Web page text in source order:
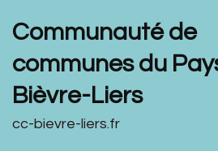
Communauté de
communes du
Bièvre-Liers
cc-bievre-liers.fr